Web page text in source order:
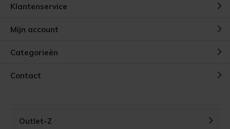
Klantenservice
Mijn account
Categorieën
Contact
Outlet-Z